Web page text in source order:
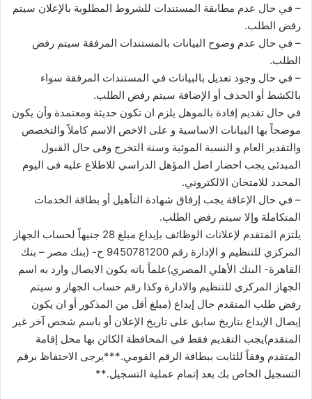
– في حال عدم مطابقة المستندات للشروط المطلوبة بالإعلان سيتم
رفض الطلب.
– في حال عدم وضوح البيانات بالمستندات المرفقة سيتم رفض
الطلب.
– في حال وجود تعديل بالبيانات في المستندات المرفقة سواء
بالكشط أو الحذف أو الإضافة سيتم رفض الطلب.
في حال تقديم إفادة بالموهل يلزم ان تكون حديثة ومعتمدة وأن يكون
موضحاً بها البيانات الاساسية و على الاخص الاسم كاملاً والتخصص
والتقدير العام و النسبة الموئية وسنة التخرج وفى حال القبول
المبدئى يجب احضار اصل المؤهل الدراسي للاطلاع عليه فى اليوم
المحدد للامتحان الالكتروني.
– في حال الإعاقة يجب إرفاق شهادة التأهيل أو بطاقة الخدمات
المتكاملة وإلا سيتم رفض الطلب.
يلتزم المتقدم لإعلانات الوظائف بإيداع مبلغ 28 جنيهاً لحساب الجهاز
المركزي للتنظيم و الإدارة رقم 9450781200 ح- (بنك مصر – بنك
القاهرة- البنك الأهلي المصري)علماً بانه يكون الايصال وارد به اسم
الجهاز المركزى للتنظيم والادارة وكذا رقم حساب الجهاز و سيتم
رفض طلب المتقدم حال إيداع (مبلغ أقل من المذكور أو ان يكون
إيصال الإيداع بتاريخ سابق على تاريخ الإعلان أو باسم شخص آخر غير
المتقدم)يجب التقديم فقط في المحافظة الكائن بها محل إقامة
المتقدم وفقاً للثابت ببطاقة الرقم القومي.***يرجى الاحتفاظ برقم
التسجيل الخاص بك بعد إتمام عملية التسجيل.**